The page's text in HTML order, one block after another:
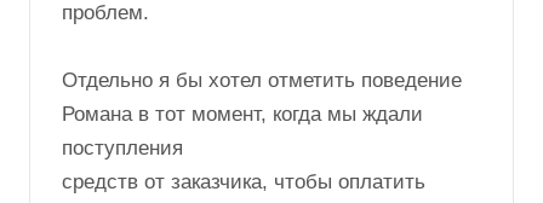
проблем.
Отдельно я бы хотел отметить поведение
Романа в тот момент, когда мы ждали
поступления
средств от заказчика, чтобы оплатить